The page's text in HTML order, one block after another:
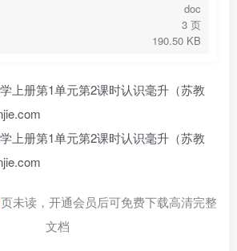
doc
3 页
190.50 KB
页未读，开通会员后可免费下载高清完整
文档